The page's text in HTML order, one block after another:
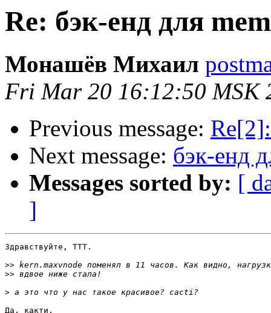
Re: бэк-енд для
Монашёв Михаил
Fri Mar 20 16:12:50 MSK
Previous message:
Next message: бэк-енд
Messages sorted by: [
]
Здравствуйте, TTT.
>>
>>
>
Да, какти.